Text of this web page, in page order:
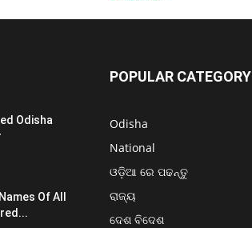
Odisha
Of All
POPULAR CATEGORY
Odisha
National
ଓଡ଼ିଆ ରେ ପଢନ୍ତୁ
ରାଜ୍ୟ
ଦେଶ ବିଦେଶ